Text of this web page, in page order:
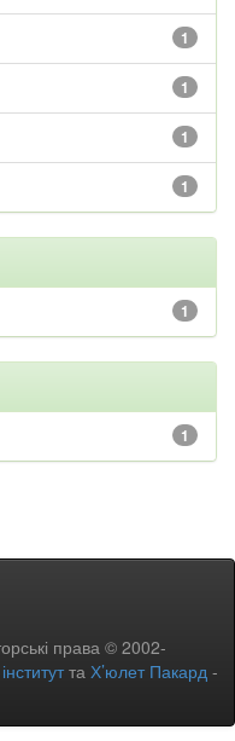
1
1
1
1
1
1
права © 2002-
та Х’юлет Пакард -